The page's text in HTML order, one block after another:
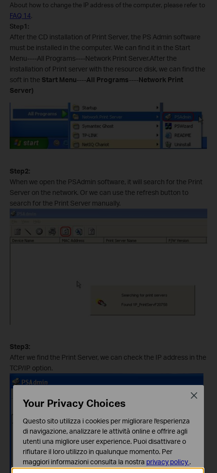
About how to change the IP address of the computer, please refer to
FAQ 14.
Step1:
After the CD installation of Print Server, the PS Admin software
must be installed in the computer. We can find it in the Start
Menu----All Programs----Network Print Server.After the
installation of Print server with the resource disk, we can find the
soft in the Start Menu----All Programs----Network Print
Server)
Step2:
When we open the PSAdmin software, it will search for the Print
Server on the network. Or we can use the refresh button to
search for the Print Server manually.
Step3:
After we find the Print Server, we can check the IP address in the
TCP/IP option.
Your Privacy Choices
Questo sito utilizza i cookies per migliorare l'esperienza
di navigazione, analizzare le attività online e offrire agli
utenti una migliore user experience. Puoi disattivare o
rifiutare il loro utilizzo in qualunque momento. Per
maggiori informazioni consulta la nostra privacy policy .
Close